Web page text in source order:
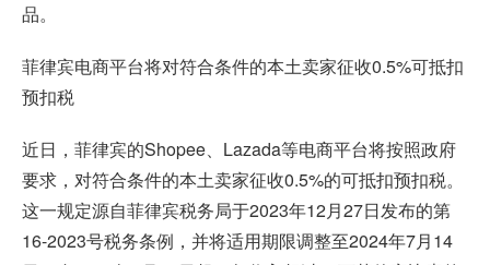
品。
菲律宾电商平台将对符合条件的本土卖家征收0.5%可抵扣
预扣税
近日，菲律宾的Shopee、Lazada等电商平台将按照政府
要求，对符合条件的本土卖家征收0.5%的可抵扣预扣税。
这一规定源自菲律宾税务局于2023年12月27日发布的第
16-2023号税务条例，并将适用期限调整至2024年7月14